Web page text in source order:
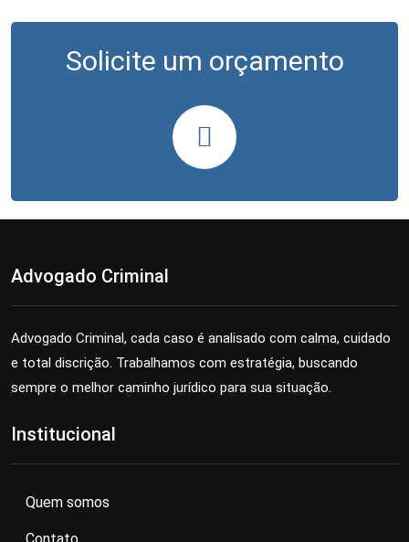
Solicite um orçamento
Advogado Criminal
Advogado Criminal, cada caso é analisado com calma, cuidado
e total discrição. Trabalhamos com estratégia, buscando
sempre o melhor caminho jurídico para sua situação.
Institucional
Quem somos